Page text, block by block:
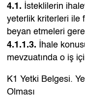
4.1. İsteklilerin
yeterlik kriterleri ile
beyan etmeleri
4.1.1.3. İhale
mevzuatında o iş
K1 Yetki Belgesi.
Olması